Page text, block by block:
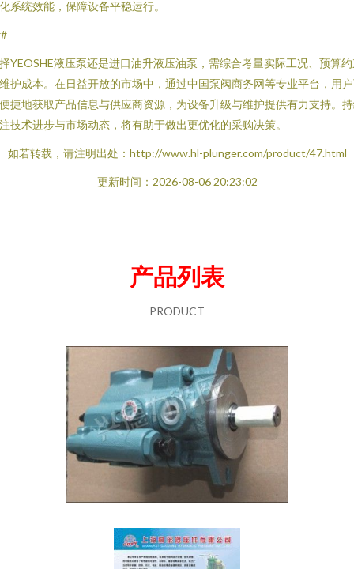
系统效能，保障设备平稳运行。
YEOSHE液压泵还是进口油升液压油泵，需综合考量实际工况、预算
护成本。在日益开放的市场中，通过中国泵阀商务网等专业平台，用
捷地获取产品信息与供应商资源，为设备升级与维护提供有力支持。
技术进步与市场动态，将有助于做出更优化的采购决策。
如若转载，请注明出处：http://www.hl-plunger.com/product/47.html
更新时间：2026-08-06 20:23:02
产品列表
PRODUCT